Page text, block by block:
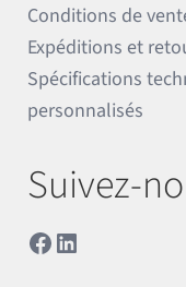
Conditions de
Expéditions et
Spécifications
personnalisés
Suivez-
Facebook
LinkedIn